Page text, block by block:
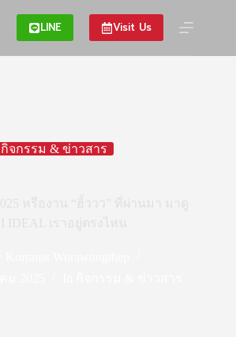
LINE Visit Us
กิจกรรม & ข่าวสาร